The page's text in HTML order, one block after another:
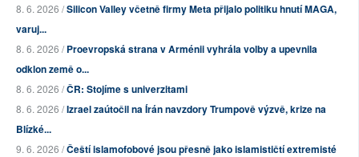
8. 6. 2026 /Silicon Valley včetně firmy Meta přijalo politiku hnutí MAGA,
varuj...
8. 6. 2026 /Proevropská strana v Arménii vyhrála volby a upevnila
odklon země o...
8. 6. 2026 /ČR: Stojíme s univerzitami
8. 6. 2026 /Izrael zaútočil na Írán navzdory Trumpově výzvě, krize na
Blízké...
9. 6. 2026 /Čeští islamofobové jsou přesně jako islamističtí extremisté